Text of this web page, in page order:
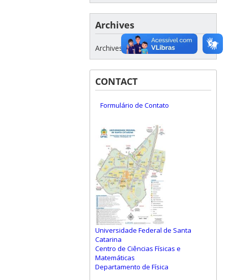
Archives
Archives
CONTACT
Formulário de Contato
Universidade Federal de Santa
Catarina
Centro de Ciências Físicas e
Matemáticas
Departamento de Física